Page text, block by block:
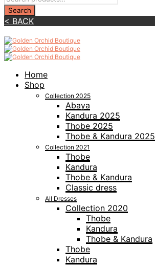
< BACK
Home
Shop
Collection 2025
Abaya
Kandura 2025
Thobe 2025
Thobe & Kandura 2025
Collection 2021
Thobe
Kandura
Thobe & Kandura
Classic dress
All Dresses
Collection 2020
Thobe
Kandura
Thobe & Kandura
Thobe
Kandura